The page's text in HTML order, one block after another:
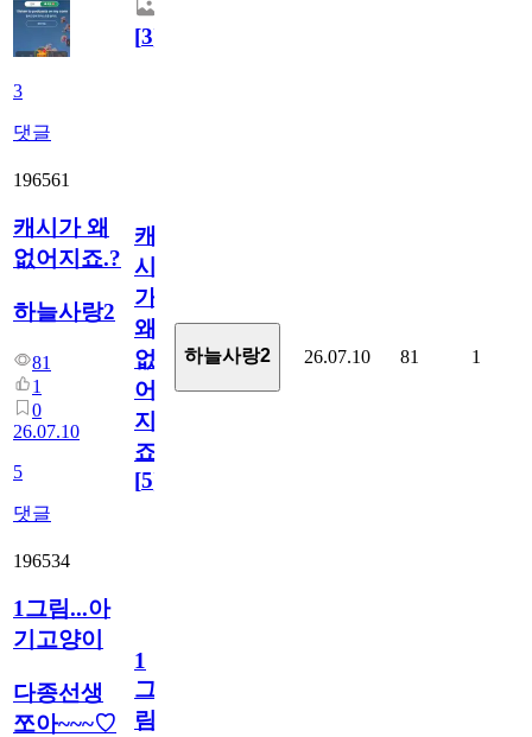
3
댓글
[3]
196561
캐시가 왜
없어지죠.?
하늘사랑2
81
1
0
26.07.10
5
댓글
캐
시
가
왜
없
어
지
죠.?
[5]
하늘사랑2 26.07.10 81 1
196534
1그림...아
기고양이
다종선생
쪼아~~~♡
1
그
림...